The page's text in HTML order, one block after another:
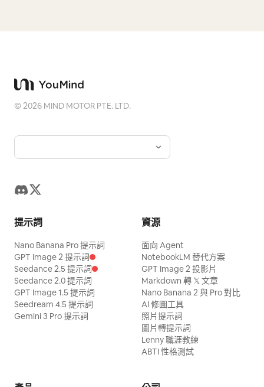
©2026 MIND MOTOR PTE. LTD.
提示詞
Nano Banana Pro 提示詞
GPT Image 2 提示詞
Seedance 2.5 提示詞
Seedance 2.0 提示詞
GPT Image 1.5 提示詞
Seedream 4.5 提示詞
Gemini 3 Pro 提示詞
資源
面向 Agent
NotebookLM 替代方案
GPT Image 2 投影片
Markdown 轉 𝕏 文章
Nano Banana 2 與 Pro 對比
AI 修圖工具
照片提示詞
圖片轉提示詞
Lenny 職涯教練
ABTI 性格測試